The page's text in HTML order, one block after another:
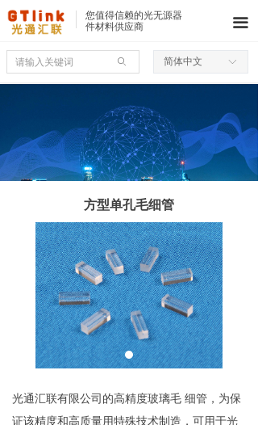
您值得信赖的光无源器
件材料供应商
ꀅ
简体中文
ꄙ
끀
方型单孔毛细管
光通汇联有限公司的高精度玻璃毛 细管，为保
证该精度和高质量用特殊技术制造，可用于光